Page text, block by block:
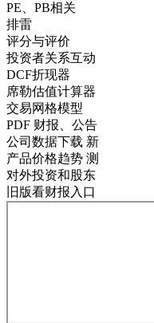
PE、PB相关
排雷
评分与评价
投资者关系互动
DCF折现器
席勒估值计算器
交易网格模型
PDF 财报、公告
公司数据下载 新
产品价格趋势 测
对外投资和股东
旧版看财报入口